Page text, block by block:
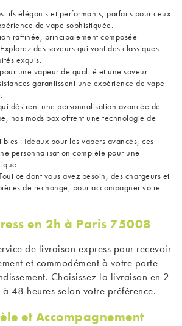
élégants et performants, parfaits pour ceux
de vape sophistiquée.
raffinée, principalement composée
des saveurs qui vont des classiques
exquis.
une vapeur de qualité et une saveur
garantissent une expérience de vape
désirent une personnalisation avancée de
nos mods box offrent une technologie de
: Idéaux pour les vapers avancés, ces
personnalisation complète pour une
ce dont vous avez besoin, des chargeurs et
de rechange, pour accompagner votre
en 2h à Paris 75008
de livraison express pour recevoir
et commodément à votre porte
Choisissez la livraison en 2
48 heures selon votre préférence.
et Accompagnement